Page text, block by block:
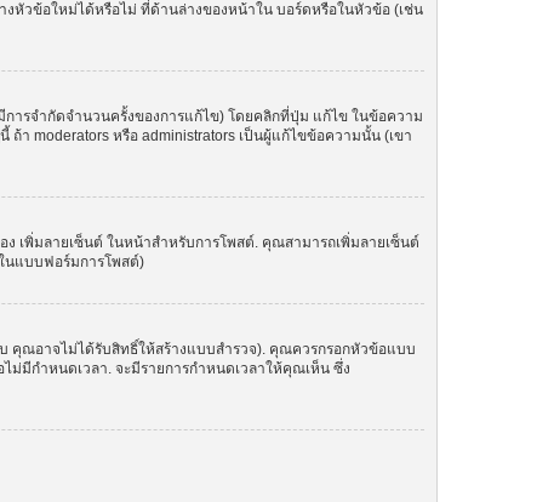
วข้อใหม่ได้หรือไม่ ที่ด้านล่างของหน้าใน บอร์ดหรือในหัวข้อ (เช่น
ารจำกัดจำนวนครั้งของการแก้ไข) โดยคลิกที่ปุ่ม แก้ไข ในข้อความ
moderators หรือ administrators เป็นผู้แก้ไขข้อความนั้น (เขา
เพิ่มลายเซ็นต์ ในหน้าสำหรับการโพสต์. คุณสามารถเพิ่มลายเซ็นต์
นแบบฟอร์มการโพสต์)
ณอาจไม่ได้รับสิทธิ์ให้สร้างแบบสำรวจ). คุณควรกรอกหัวข้อแบบ
ม่มีกำหนดเวลา. จะมีรายการกำหนดเวลาให้คุณเห็น ซึ่ง